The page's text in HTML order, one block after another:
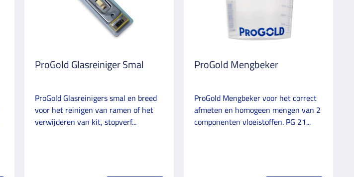
ProGold Glasreiniger Smal
ProGold Glasreinigers smal en breed
voor het reinigen van ramen of het
verwijderen van kit, stopverf...
ProGold Mengbeker
ProGold Mengbeker voor het correct
afmeten en homogeen mengen van 2
componenten vloeistoffen. PG 21...